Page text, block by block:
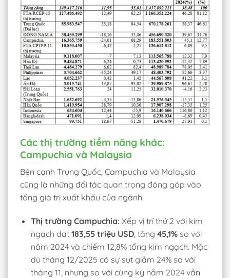
Các thị trường tiềm năng khác:
Campuchia và Malaysia
Bên cạnh Trung Quốc, Campuchia và Malaysia
cũng là những đối tác quan trọng đóng góp vào
tổng giá trị xuất khẩu của ngành.
Thị trường Campuchia:Xếp vị trí thứ 2 với kim
ngạch đạt 183,55 triệu USD, tăng 45,1%so với
năm 2024 và chiếm 12,8% tổng kim ngạch. Mặc
dù tháng 12/2025 có sự sụt giảm 24% so với
tháng 11, nhưng so với cùng kỳ năm 2024 vẫn